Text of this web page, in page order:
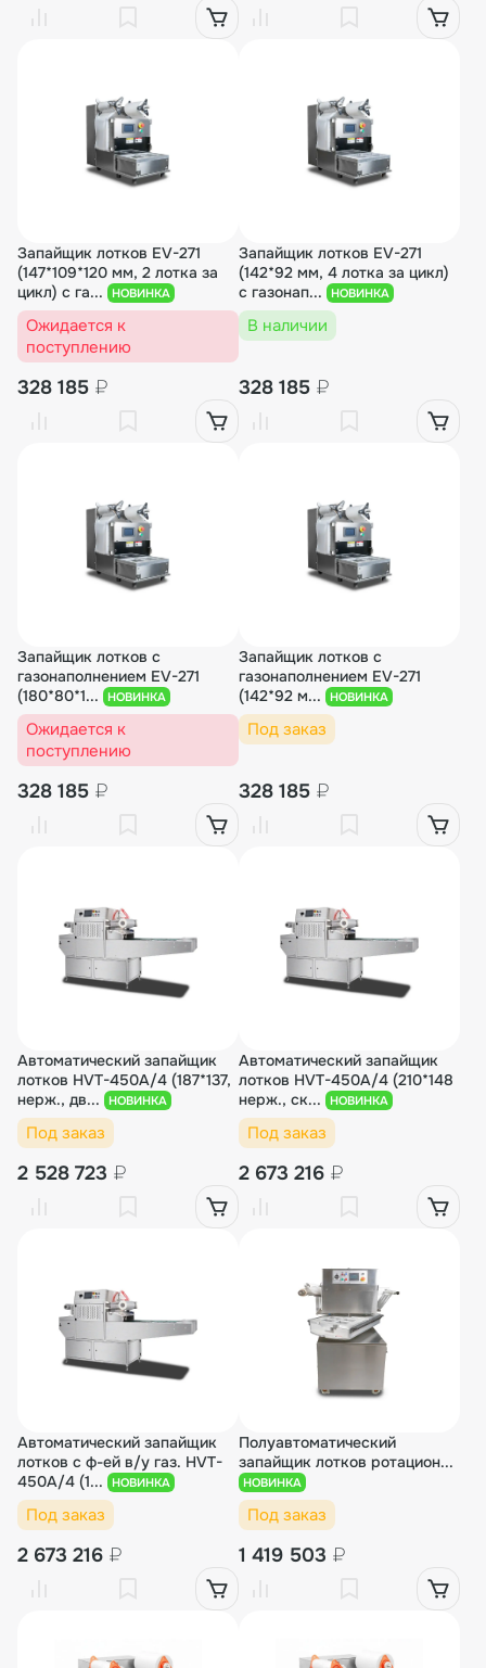
Запайщик лотков EV-271
(147*109*120 мм, 2 лотка за
цикл) с га...
НОВИНКА
Ожидается к
поступлению
328 185 ₽
Запайщик лотков EV-271
(142*92 мм, 4 лотка за цикл)
с газонап...
НОВИНКА
В наличии
328 185 ₽
Запайщик лотков с
газонаполнением EV-271
(180*80*1...
НОВИНКА
Ожидается к
поступлению
328 185 ₽
Запайщик лотков с
газонаполнением EV-271
(142*92 м...
НОВИНКА
Под заказ
328 185 ₽
Автоматический запайщик
лотков HVT-450A/4 (187*137,
нерж., дв...
НОВИНКА
Под заказ
2 528 723 ₽
Автоматический запайщик
лотков HVT-450A/4 (210*148
нерж., ск...
НОВИНКА
Под заказ
2 673 216 ₽
Автоматический запайщик
лотков с ф-ей в/у газ. HVT-
450A/4 (1...
НОВИНКА
Под заказ
2 673 216 ₽
Полуавтоматический
запайщик лотков ротацион...
НОВИНКА
Под заказ
1 419 503 ₽